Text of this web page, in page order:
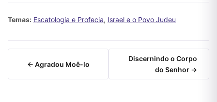
Temas: Escatologia e Profecia, Israel e o Povo Judeu
← Agradou Moê-lo
Discernindo o Corpo
do Senhor →